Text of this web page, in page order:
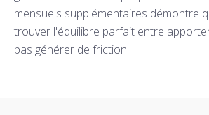
mensuels supplémentaires démontre
trouver l'équilibre parfait entre
pas générer de friction.